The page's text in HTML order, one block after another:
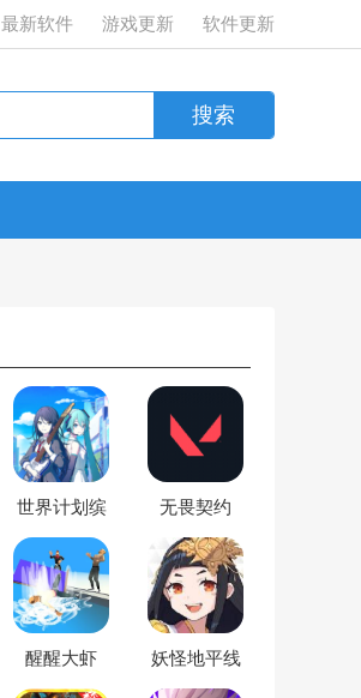
最新软件 游戏更新 软件更新
世界计划缤
无畏契约
醒醒大虾 妖怪地平线